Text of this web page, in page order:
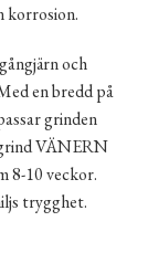
korrosion.
och
en bredd på
grinden
VÄNERN
8-10 veckor.
trygghet.